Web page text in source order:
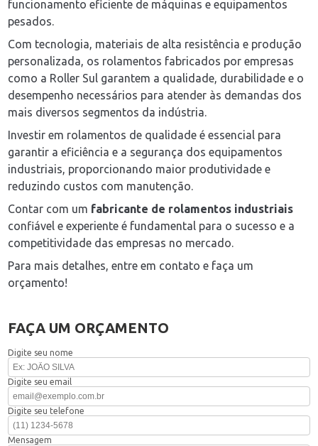
funcionamento eficiente de máquinas e equipamentos
pesados.
Com tecnologia, materiais de alta resistência e produção
personalizada, os rolamentos fabricados por empresas
como a Roller Sul garantem a qualidade, durabilidade e o
desempenho necessários para atender às demandas dos
mais diversos segmentos da indústria.
Investir em rolamentos de qualidade é essencial para
garantir a eficiência e a segurança dos equipamentos
industriais, proporcionando maior produtividade e
reduzindo custos com manutenção.
Contar com um fabricante de rolamentos industriais
confiável e experiente é fundamental para o sucesso e a
competitividade das empresas no mercado.
Para mais detalhes, entre em contato e faça um
orçamento!
FAÇA UM ORÇAMENTO
Digite seu nome
Digite seu email
Digite seu telefone
Mensagem